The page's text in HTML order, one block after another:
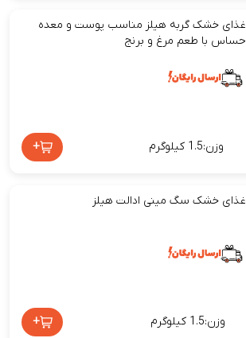
غذای خشک گربه هیلز مناسب پوست و معده
حساس با طعم مرغ و برنج
وزن:1.5 کیلوگرم +
غذای خشک سگ مینی ادالت هیلز
وزن:1.5 کیلوگرم +